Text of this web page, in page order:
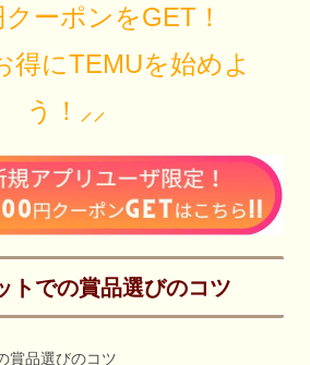
ーポンをGET！
得にTEMUを始めよ
う！⸝⸝
トでの賞品選びのコツ